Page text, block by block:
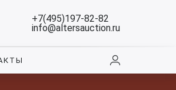
+7(495)197-82-82
info@altersauction.ru